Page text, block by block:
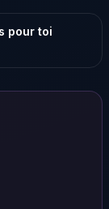
pour toi